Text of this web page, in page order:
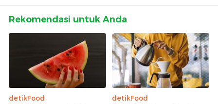
Rekomendasi untuk Anda
detikFood
detikFood